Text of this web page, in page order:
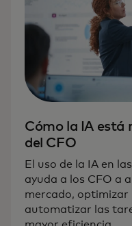
Cómo la IA está
del CFO
El uso de la IA en
ayuda a los CFO a
mercado, optimizar
automatizar las